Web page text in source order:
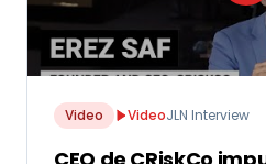
Video VideoJLN Interview